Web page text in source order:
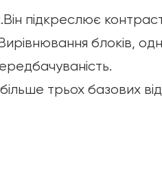
підкреслює
блоків,
трьох базових